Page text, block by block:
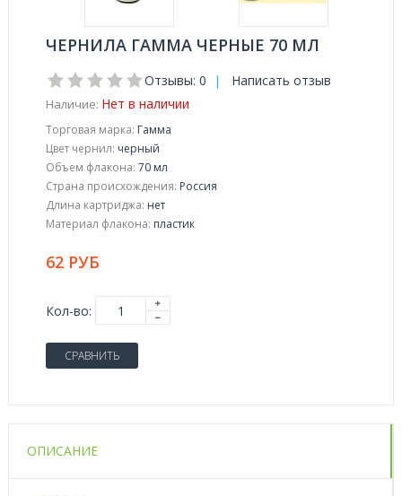
ЧЕРНИЛА ГАММА ЧЕРНЫЕ 70 МЛ
Отзывы: 0 | Написать отзыв
Наличие: Нет в наличии
Торговая марка: Гамма
Цвет чернил: черный
Объем флакона: 70 мл
Страна происхождения: Россия
Длина картриджа: нет
Материал флакона: пластик
62 РУБ
Кол-во:
СРАВНИТЬ
ОПИСАНИЕ